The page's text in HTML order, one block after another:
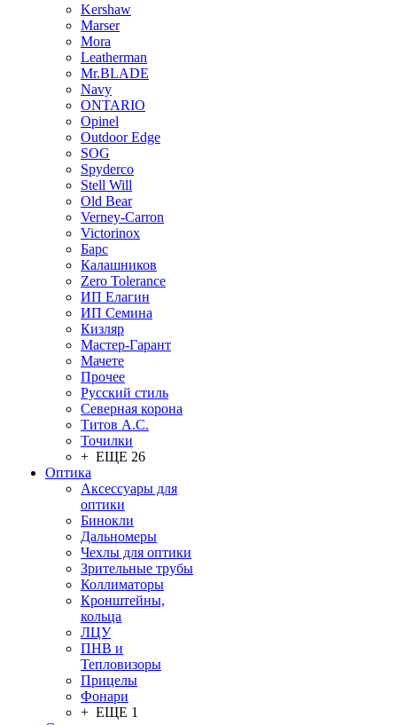
Kershaw
Marser
Mora
Leatherman
Mr.BLADE
Navy
ONTARIO
Opinel
Outdoor Edge
SOG
Spyderco
Stell Will
Old Bear
Verney-Carron
Victorinox
Барс
Калашников
Zero Tolerance
ИП Елагин
ИП Семина
Кизляр
Мастер-Гарант
Мачете
Прочее
Русский стиль
Северная корона
Титов А.С.
Точилки
+ ЕЩЕ 26
Оптика
Аксессуары для
оптики
Бинокли
Дальномеры
Чехлы для оптики
Зрительные трубы
Коллиматоры
Кронштейны,
кольца
ЛЦУ
ПНВ и
Тепловизоры
Прицелы
Фонари
+ ЕЩЕ 1